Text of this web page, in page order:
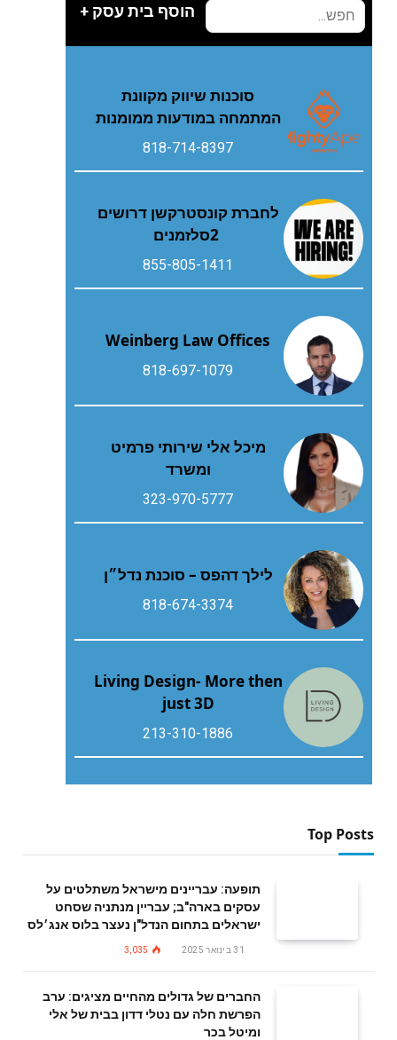
הוסף בית עסק +
סוכנות שיווק מקוונת
המתמחה במודעות ממומנות
818-714-8397
‬2‭ ‬סלזמנים
855-805-1411
Weinberg Law Offices
818-697-1079
מיכל אלי שירותי פרמיט
ומשרד
323-970-5777
לילך דהפס – סוכנת נדל״ן
818-674-3374
Living Design- More then
just 3D
213-310-1886
Top Posts
תופעה: עבריינים מישראל משתלטים על
עסקים בארה"ב; עבריין מנתניה שסחט
ישראלים בתחום הנדל"ן נעצר בלוס אנג׳לס
31 בינואר 2025 3,035
החברים של גדולים מהחיים מציגים: ערב
הפרשת חלה עם נטלי דדון בבית של אלי
ומיטל בכר